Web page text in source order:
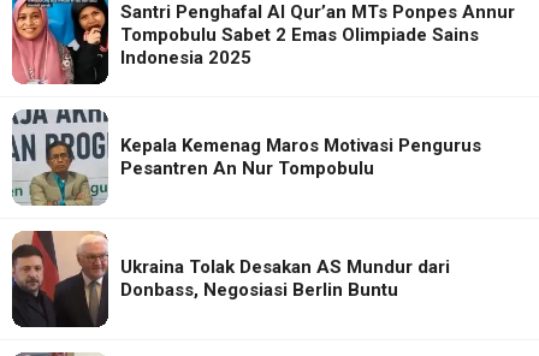
Santri Penghafal Al Qur’an MTs Ponpes Annur
Tompobulu Sabet 2 Emas Olimpiade Sains
Indonesia 2025
Kepala Kemenag Maros Motivasi Pengurus
Pesantren An Nur Tompobulu
Ukraina Tolak Desakan AS Mundur dari
Donbass, Negosiasi Berlin Buntu